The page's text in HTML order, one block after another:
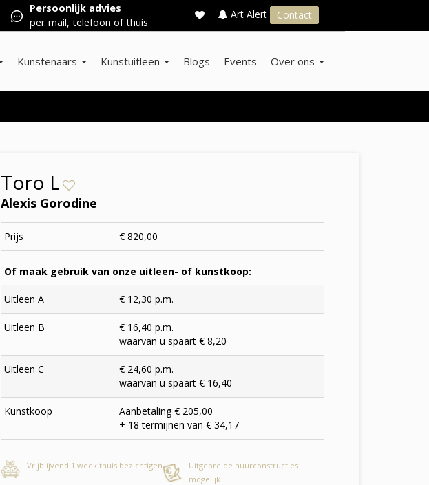
Persoonlijk advies
per mail, telefoon of thuis
Art Alert Contact
Kunstenaars Kunstuitleen Blogs Events Over ons
Toro L
Alexis Gorodine
Prijs € 820,00
Of maak gebruik van onze uitleen- of kunstkoop:
Uitleen A € 12,30 p.m.
Uitleen B
€ 16,40 p.m.
waarvan u spaart € 8,20
Uitleen C
€ 24,60 p.m.
waarvan u spaart € 16,40
Kunstkoop
Aanbetaling € 205,00
+ 18 termijnen van € 34,17
Vrijblijvend 1 week thuis bezichtigen
Uitgebreide huurconstructies
mogelijk